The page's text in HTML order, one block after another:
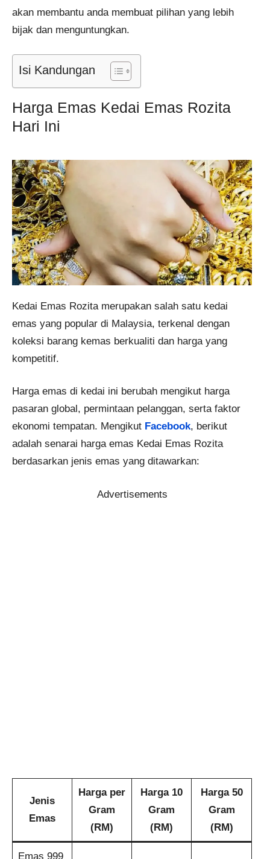
akan membantu anda membuat pilihan yang lebih
bijak dan menguntungkan.
Isi Kandungan
Harga Emas Kedai Emas Rozita
Hari Ini
Kedai Emas Rozita merupakan salah satu kedai
emas yang popular di Malaysia, terkenal dengan
koleksi barang kemas berkualiti dan harga yang
kompetitif.
Harga emas di kedai ini berubah mengikut harga
pasaran global, permintaan pelanggan, serta faktor
ekonomi tempatan. Mengikut Facebook, berikut
adalah senarai harga emas Kedai Emas Rozita
berdasarkan jenis emas yang ditawarkan:
Advertisements
Jenis
Emas
Harga per
Gram
(RM)
Harga 10
Gram
(RM)
Harga 50
Gram
(RM)
Emas 999